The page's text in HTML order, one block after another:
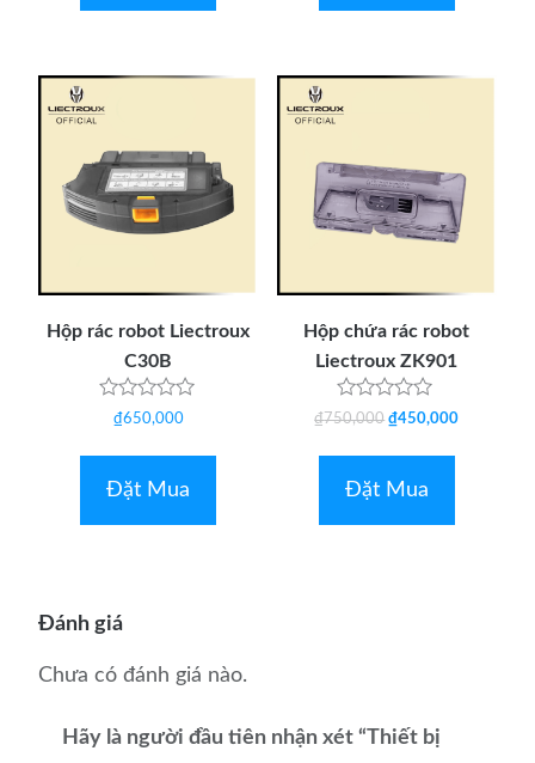
Hộp rác robot Liectroux
C30B
Được
xếp
5
sao
₫650,000
Đặt Mua
Hộp chứa rác robot
Liectroux ZK901
Được
5
sao
₫750,000 Giá
là:
₫450,000Giá
Đặt Mua
Đánh giá
Chưa có đánh giá nào.
Hãy là người đầu tiên nhận xét “Thiết bị